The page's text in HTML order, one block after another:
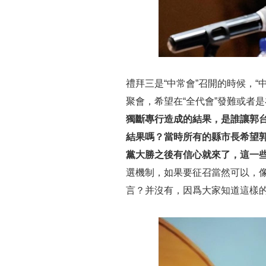
禮拜三是“中常會”召開的時候，“
聚會，希望在“全代會”發難或者
獨斷專行造成的結果，是誰讓郭
結果嗎？當時所有的縣市長希望
黨大勝之後有信心就來了，這一
選機制，如果要征召當然可以，
言？并沒有，因爲大家知道這樣